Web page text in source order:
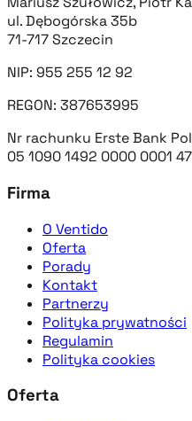
ul. Dębogórska 35b
71-717 Szczecin
NIP: 955 255 12 92
REGON: 387653995
Nr rachunku Erste Bank
05 1090 1492 0000 0001
Firma
O Ventido
Oferta
Porady
Kontakt
Partnerzy
Polityka prywatności
Regulamin
Polityka cookies
Oferta